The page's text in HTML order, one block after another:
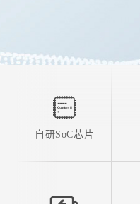
自研SoC芯片